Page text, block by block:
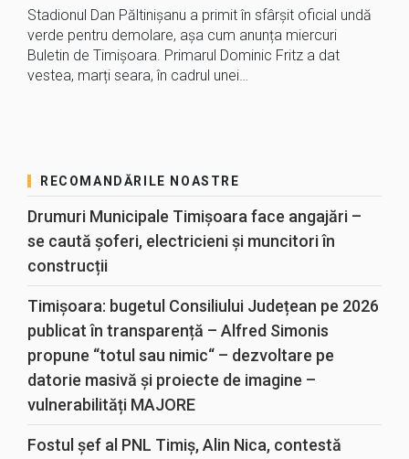
Stadionul Dan Păltinișanu a primit în sfârșit oficial undă
verde pentru demolare, așa cum anunța miercuri
Buletin de Timișoara. Primarul Dominic Fritz a dat
vestea, marți seara, în cadrul unei…
RECOMANDĂRILE NOASTRE
Drumuri Municipale Timișoara face angajări –
se caută șoferi, electricieni și muncitori în
construcții
Timișoara: bugetul Consiliului Județean pe 2026
publicat în transparență – Alfred Simonis
propune “totul sau nimic“ – dezvoltare pe
datorie masivă și proiecte de imagine –
vulnerabilități MAJORE
Fostul șef al PNL Timiș, Alin Nica, contestă